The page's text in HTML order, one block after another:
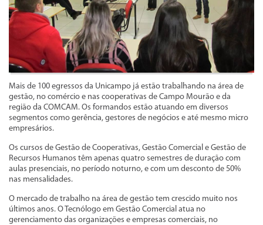
Mais de 100 egressos da Unicampo já estão trabalhando na área de
gestão, no comércio e nas cooperativas de Campo Mourão e da
região da COMCAM. Os formandos estão atuando em diversos
segmentos como gerência, gestores de negócios e até mesmo micro
empresários.
Os cursos de Gestão de Cooperativas, Gestão Comercial e Gestão de
Recursos Humanos têm apenas quatro semestres de duração com
aulas presenciais, no período noturno, e com um desconto de 50%
nas mensalidades.
O mercado de trabalho na área de gestão tem crescido muito nos
últimos anos. O Tecnólogo em Gestão Comercial atua no
gerenciamento das organizações e empresas comerciais, no